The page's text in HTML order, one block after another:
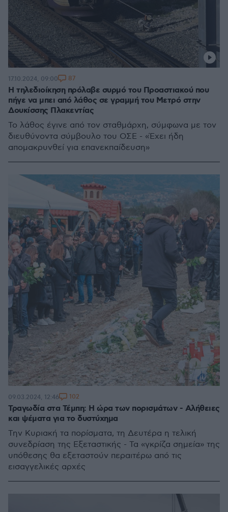
Η τηλεδιοίκηση πρόλαβε συρμό του Προαστιακού που
πήγε να μπει από λάθος σε γραμμή του Μετρό στην
Δουκίσσης Πλακεντίας
Το λάθος έγινε από τον σταθμάρχη, σύμφωνα με τον
διευθύνοντα σύμβουλο του ΟΣΕ - «Έχει ήδη
απομακρυνθεί για επανεκπαίδευση»
17.10.2024, 09:00 87
Τραγωδία στα Τέμπη: Η ώρα των πορισμάτων - Αλήθειες
και ψέματα για το δυστύχημα
Την Κυριακή τα πορίσματα, τη Δευτέρα η τελική
συνεδρίαση της Εξεταστικής - Τα «γκρίζα σημεία» της
υπόθεσης θα εξεταστούν περαιτέρω από τις
εισαγγελικές αρχές
09.03.2024, 12:46 102